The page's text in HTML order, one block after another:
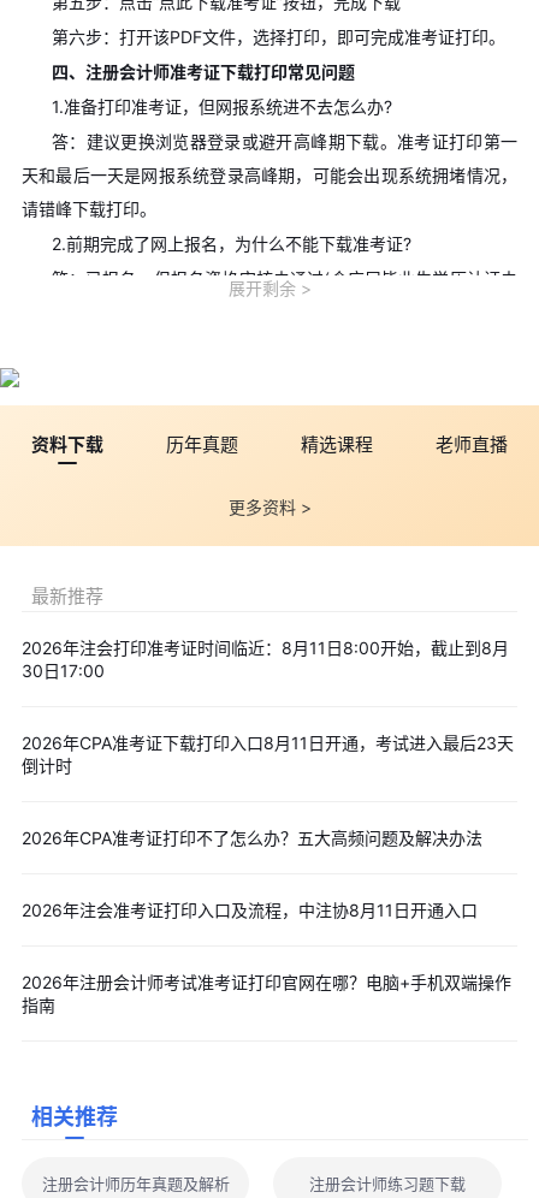
第六步：打开该PDF文件，选择打印，即可完成准考证打印。
四、注册会计师准考证下载打印常见问题
1.准备打印准考证，但网报系统进不去怎么办?
答：建议更换浏览器登录或避开高峰期下载。准考证打印第一
天和最后一天是网报系统登录高峰期，可能会出现系统拥堵情况，
请错峰下载打印。
2.前期完成了网上报名，为什么不能下载准考证?
答：已报名，但报名资格审核未通过(含应届毕业生学历认证未
请检查是否安装迅雷、快车等下载软件。如果已安装，请暂时禁用
4.已经注册过为什么登录时提示未注册?
答：绑定手机号的老考生直接登录系统，无需注册。已经注册
过的用户不用重新注册，若网报系统提示“未注册”，说明考生信息
型”和“身份证件号码”是否正确，若识别此三项与已注册用户不同、
览器记住账号密码，默认填充信息的时候会填错地方，建议手动输
(联系方式详见浙江省报名简章、网报系统-考区信息)。
答：准考证为PDF格式的只读文件，请下载并安装名为adobe
1.考生打印准考证时，应核对报名时所用的身份证件信息是否
展开剩余
资料下载 历年真题 精选课程 老师直播
更多资料 >
最新推荐
2026年注会打印准考证时间临近：8月11日8:00开始，截止到8月
30日17:00
2026年CPA准考证下载打印入口8月11日开通，考试进入最后23天
倒计时
2026年CPA准考证打印不了怎么办？五大高频问题及解决办法
2026年注会准考证打印入口及流程，中注协8月11日开通入口
2026年注册会计师考试准考证打印官网在哪？电脑+手机双端操作
指南
相关推荐
注册会计师历年真题及解析 注册会计师练习题下载